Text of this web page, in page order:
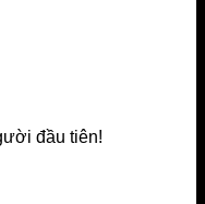
đầu tiên!